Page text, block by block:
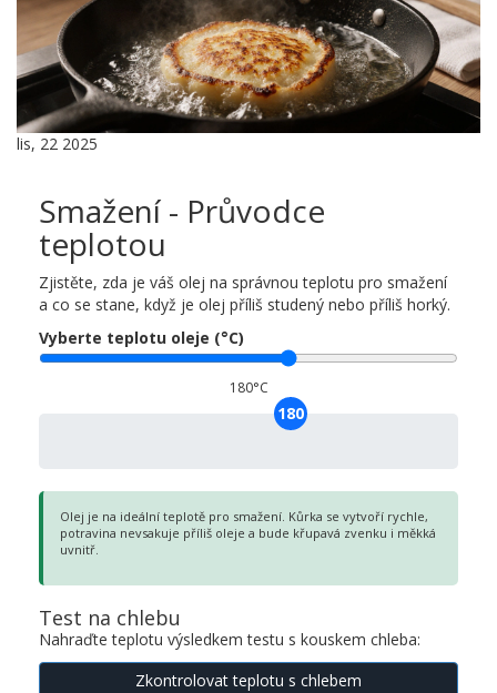
lis, 22 2025
Smažení - Průvodce
teplotou
Zjistěte, zda je váš olej na správnou teplotu pro smažení
a co se stane, když je olej příliš studený nebo příliš horký.
Vyberte teplotu oleje (°C)
180°C
180
Olej je na ideální teplotě pro smažení. Kůrka se vytvoří rychle,
potravina nevsakuje příliš oleje a bude křupavá zvenku i měkká
uvnitř.
Test na chlebu
Nahraďte teplotu výsledkem testu s kouskem chleba:
Zkontrolovat teplotu s chlebem